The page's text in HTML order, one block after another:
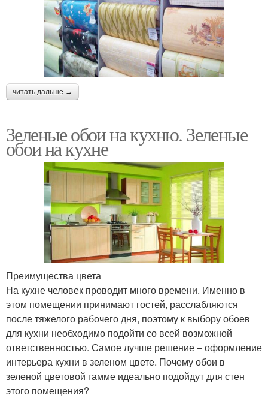
читать дальше →
Зеленые обои на кухню. Зеленые
обои на кухне
Преимущества цвета
На кухне человек проводит много времени. Именно в
этом помещении принимают гостей, расслабляются
после тяжелого рабочего дня, поэтому к выбору обоев
для кухни необходимо подойти со всей возможной
ответственностью. Самое лучше решение – оформление
интерьера кухни в зеленом цвете. Почему обои в
зеленой цветовой гамме идеально подойдут для стен
этого помещения?